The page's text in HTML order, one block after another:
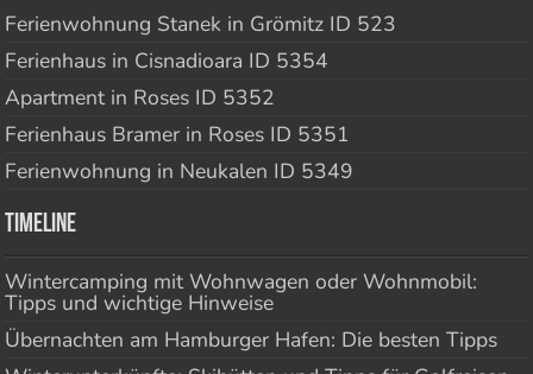
Ferienwohnung Stanek in Grömitz ID 523
Ferienhaus in Cisnadioara ID 5354
Apartment in Roses ID 5352
Ferienhaus Bramer in Roses ID 5351
Ferienwohnung in Neukalen ID 5349
Timeline
Wintercamping mit Wohnwagen oder Wohnmobil:
Tipps und wichtige Hinweise
Übernachten am Hamburger Hafen: Die besten Tipps